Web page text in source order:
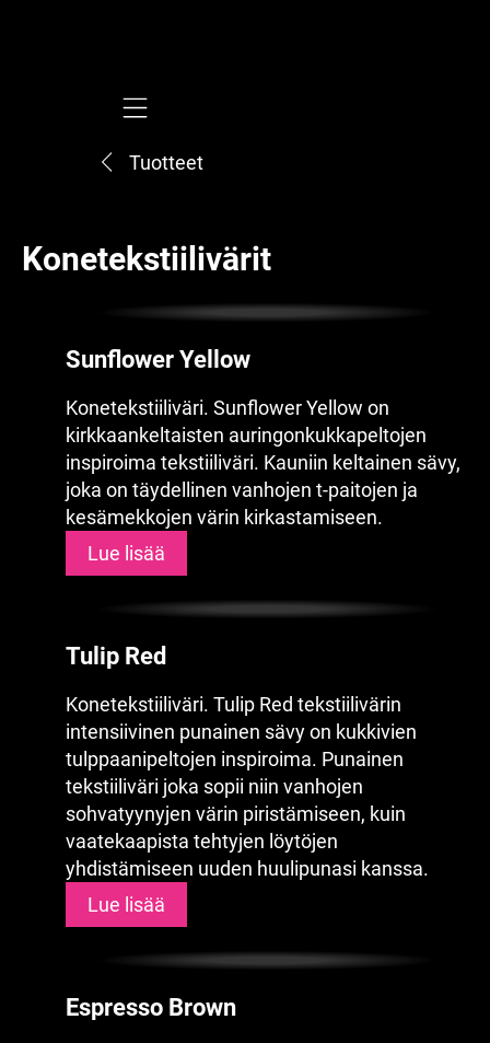
Mobile navigation
Tuotteet
Konetekstiilivärit
Sunflower Yellow
Konetekstiiliväri. Sunflower Yellow on
kirkkaankeltaisten auringonkukkapeltojen
inspiroima tekstiiliväri. Kauniin keltainen sävy,
joka on täydellinen vanhojen t-paitojen ja
kesämekkojen värin kirkastamiseen.
Lue lisää
Tulip Red
Konetekstiiliväri. Tulip Red tekstiilivärin
intensiivinen punainen sävy on kukkivien
tulppaanipeltojen inspiroima. Punainen
tekstiiliväri joka sopii niin vanhojen
sohvatyynyjen värin piristämiseen, kuin
vaatekaapista tehtyjen löytöjen
yhdistämiseen uuden huulipunasi kanssa.
Lue lisää
Espresso Brown